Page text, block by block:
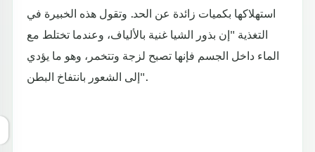
استهلاكها بكميات زائدة عن الحد. وتقول هذه الخبيرة في
التغذية "إن بذور الشيا غنية بالألياف، وعندما تختلط مع
الماء داخل الجسم فإنها تصبح لزجة وتتخمر، وهو ما يؤدي
إلى الشعور بانتفاخ البطن".